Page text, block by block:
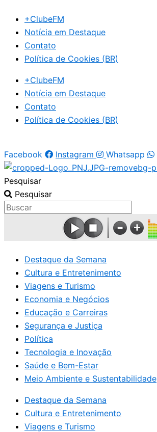
para
conteúdo
+ClubeFM
Notícia em Destaque
Contato
Política de Cookies (BR)
+ClubeFM
Notícia em Destaque
Contato
Política de Cookies (BR)
Facebook Instagram Whatsapp
Pesquisar
Pesquisar
Destaque da Semana
Cultura e Entretenimento
Viagens e Turismo
Economia e Negócios
Educação e Carreiras
Segurança e Justiça
Política
Tecnologia e Inovação
Saúde e Bem-Estar
Meio Ambiente e Sustentabilidade
Destaque da Semana
Cultura e Entretenimento
Viagens e Turismo